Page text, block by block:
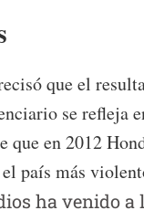
que el
se refleja
que en 2012
país más
ha venido a